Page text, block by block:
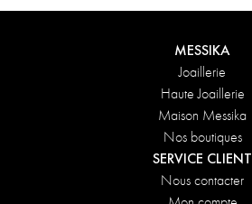
MESSIKA
Joaillerie
Haute Joaillerie
Maison Messika
Nos boutiques
SERVICE CLIENT
Nous contacter